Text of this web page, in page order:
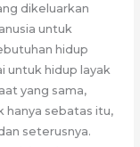
dikeluarkan
untuk
hidup
untuk hidup layak
yang sama,
hanya sebatas itu,
seterusnya.